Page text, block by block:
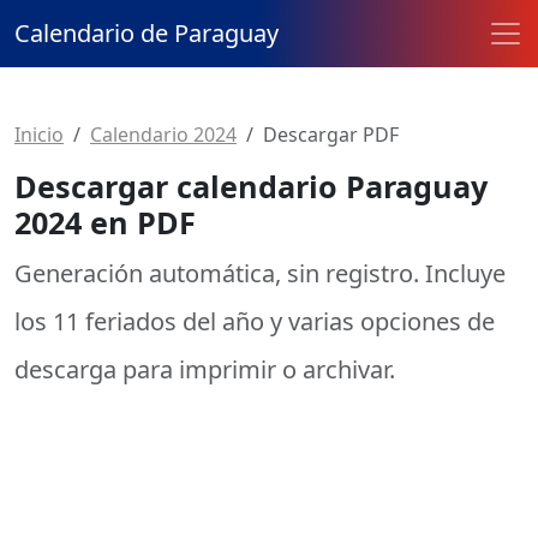
Calendario de Paraguay
Inicio Calendario 2024 Descargar PDF
Descargar calendario Paraguay
2024 en PDF
Generación automática, sin registro. Incluye
los 11 feriados del año y varias opciones de
descarga para imprimir o archivar.